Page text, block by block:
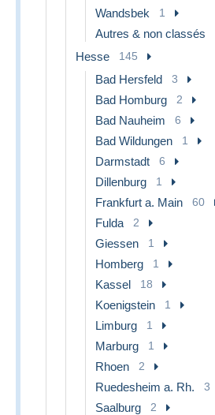
Wandsbek 1
Autres & non classés
Hesse 145
Bad Hersfeld 3
Bad Homburg 2
Bad Nauheim 6
Bad Wildungen 1
Darmstadt 6
Dillenburg 1
Frankfurt a. Main 60
Fulda 2
Giessen 1
Homberg 1
Kassel 18
Koenigstein 1
Limburg 1
Marburg 1
Rhoen 2
Ruedesheim a. Rh. 3
Saalburg 2